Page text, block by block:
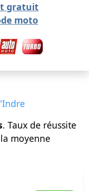
gratuit
moto
. Taux de réussite
moyenne